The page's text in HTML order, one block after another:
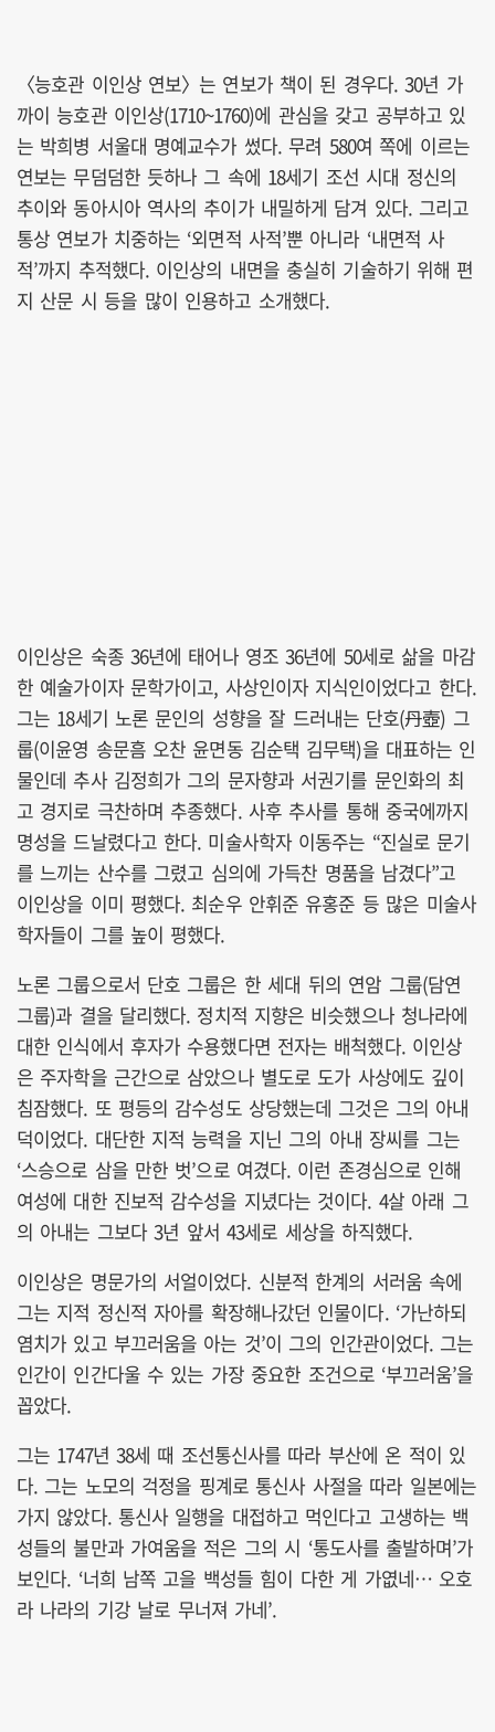
〈능호관 이인상 연보〉는 연보가 책이 된 경우다. 30년 가
까이 능호관 이인상(1710~1760)에 관심을 갖고 공부하고 있
는 박희병 서울대 명예교수가 썼다. 무려 580여 쪽에 이르는
연보는 무덤덤한 듯하나 그 속에 18세기 조선 시대 정신의
추이와 동아시아 역사의 추이가 내밀하게 담겨 있다. 그리고
통상 연보가 치중하는 ‘외면적 사적’뿐 아니라 ‘내면적 사
적’까지 추적했다. 이인상의 내면을 충실히 기술하기 위해 편
지 산문 시 등을 많이 인용하고 소개했다.
이인상은 숙종 36년에 태어나 영조 36년에 50세로 삶을 마감
한 예술가이자 문학가이고, 사상인이자 지식인이었다고 한다.
그는 18세기 노론 문인의 성향을 잘 드러내는 단호(丹壺) 그
룹(이윤영 송문흠 오찬 윤면동 김순택 김무택)을 대표하는 인
물인데 추사 김정희가 그의 문자향과 서권기를 문인화의 최
고 경지로 극찬하며 추종했다. 사후 추사를 통해 중국에까지
명성을 드날렸다고 한다. 미술사학자 이동주는 “진실로 문기
를 느끼는 산수를 그렸고 심의에 가득찬 명품을 남겼다”고
이인상을 이미 평했다. 최순우 안휘준 유홍준 등 많은 미술사
학자들이 그를 높이 평했다.
노론 그룹으로서 단호 그룹은 한 세대 뒤의 연암 그룹(담연
그룹)과 결을 달리했다. 정치적 지향은 비슷했으나 청나라에
대한 인식에서 후자가 수용했다면 전자는 배척했다. 이인상
은 주자학을 근간으로 삼았으나 별도로 도가 사상에도 깊이
침잠했다. 또 평등의 감수성도 상당했는데 그것은 그의 아내
덕이었다. 대단한 지적 능력을 지닌 그의 아내 장씨를 그는
‘스승으로 삼을 만한 벗’으로 여겼다. 이런 존경심으로 인해
여성에 대한 진보적 감수성을 지녔다는 것이다. 4살 아래 그
의 아내는 그보다 3년 앞서 43세로 세상을 하직했다.
이인상은 명문가의 서얼이었다. 신분적 한계의 서러움 속에
그는 지적 정신적 자아를 확장해나갔던 인물이다. ‘가난하되
염치가 있고 부끄러움을 아는 것’이 그의 인간관이었다. 그는
인간이 인간다울 수 있는 가장 중요한 조건으로 ‘부끄러움’을
꼽았다.
그는 1747년 38세 때 조선통신사를 따라 부산에 온 적이 있
다. 그는 노모의 걱정을 핑계로 통신사 사절을 따라 일본에는
가지 않았다. 통신사 일행을 대접하고 먹인다고 고생하는 백
성들의 불만과 가여움을 적은 그의 시 ‘통도사를 출발하며’가
보인다. ‘너희 남쪽 고을 백성들 힘이 다한 게 가엾네… 오호
라 나라의 기강 날로 무너져 가네’.